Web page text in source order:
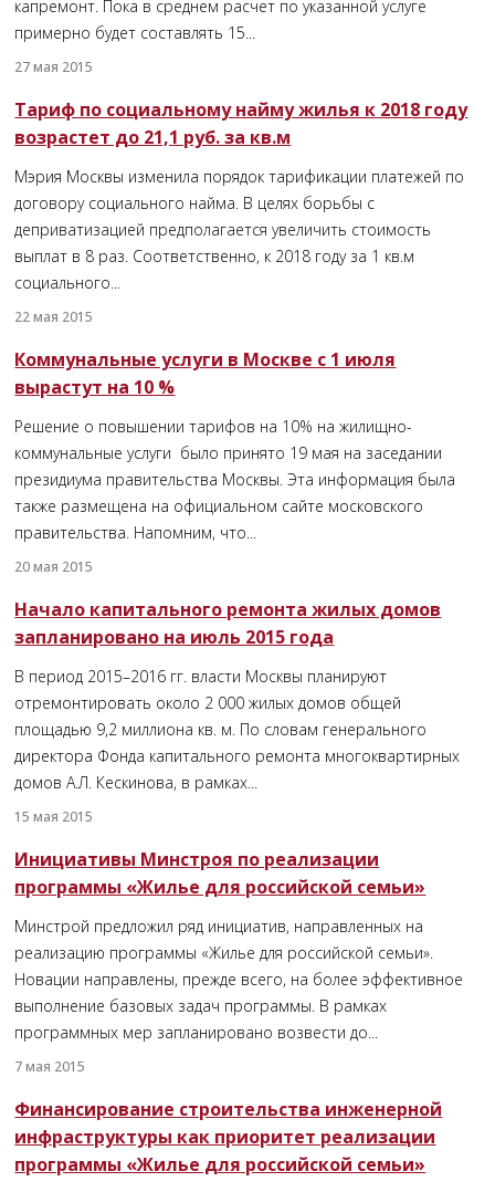
капремонт. Пока в среднем расчет по указанной услуге
примерно будет составлять 15...
27 мая 2015
Тариф по социальному найму жилья к 2018 году
возрастет до 21,1 руб. за кв.м
Мэрия Москвы изменила порядок тарификации платежей по
договору социального найма. В целях борьбы с
деприватизацией предполагается увеличить стоимость
выплат в 8 раз. Соответственно, к 2018 году за 1 кв.м
социального...
22 мая 2015
Коммунальные услуги в Москве с 1 июля
вырастут на 10 %
Решение о повышении тарифов на 10% на жилищно-
коммунальные услуги было принято 19 мая на заседании
президиума правительства Москвы. Эта информация была
также размещена на официальном сайте московского
правительства. Напомним, что...
20 мая 2015
Начало капитального ремонта жилых домов
запланировано на июль 2015 года
В период 2015–2016 гг. власти Москвы планируют
отремонтировать около 2 000 жилых домов общей
площадью 9,2 миллиона кв. м. По словам генерального
директора Фонда капитального ремонта многоквартирных
домов А.Л. Кескинова, в рамках...
15 мая 2015
Инициативы Минстроя по реализации
программы «Жилье для российской семьи»
Минстрой предложил ряд инициатив, направленных на
реализацию программы «Жилье для российской семьи».
Новации направлены, прежде всего, на более эффективное
выполнение базовых задач программы. В рамках
программных мер запланировано возвести до...
7 мая 2015
Финансирование строительства инженерной
инфраструктуры как приоритет реализации
программы «Жилье для российской семьи»